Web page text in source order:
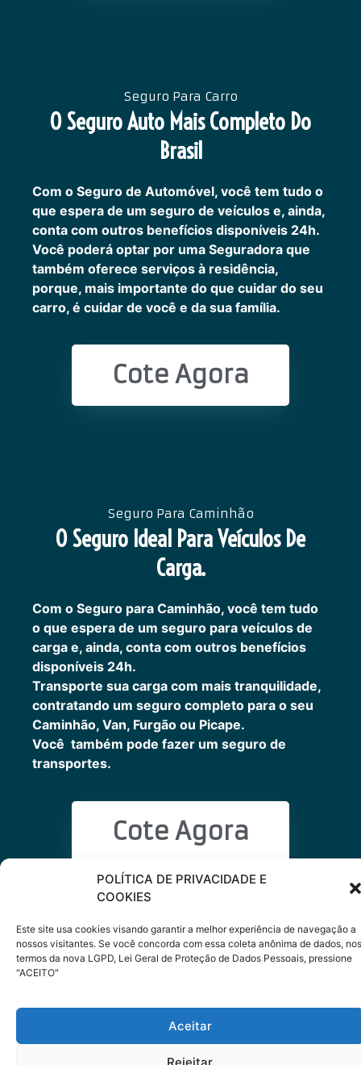
POLÍTICA DE PRIVACIDADE E
COOKIES
Este site usa cookies visando garantir a melhor experiência de navegação a
nossos visitantes. Se você concorda com essa coleta anônima de dados, nos
termos da nova LGPD, Lei Geral de Proteção de Dados Pessoais, pressione
"ACEITO"
Aceitar
Rejeitar
Seguro Para Carro
O Seguro Auto Mais Completo Do
Brasil
Com o Seguro de Automóvel, você tem tudo o
que espera de um seguro de veículos e, ainda,
conta com outros benefícios disponíveis 24h.
Você poderá optar por uma Seguradora que
também oferece serviços à residência,
porque, mais importante do que cuidar do seu
carro, é cuidar de você e da sua família.
Cote Agora
Seguro Para Caminhão
O Seguro Ideal Para Veículos De
Carga.
Com o Seguro para Caminhão, você tem tudo
o que espera de um seguro para veículos de
carga e, ainda, conta com outros benefícios
disponíveis 24h.
Transporte sua carga com mais tranquilidade,
contratando um seguro completo para o seu
Caminhão, Van, Furgão ou Picape.
Você também pode fazer um seguro de
transportes.
Cote Agora